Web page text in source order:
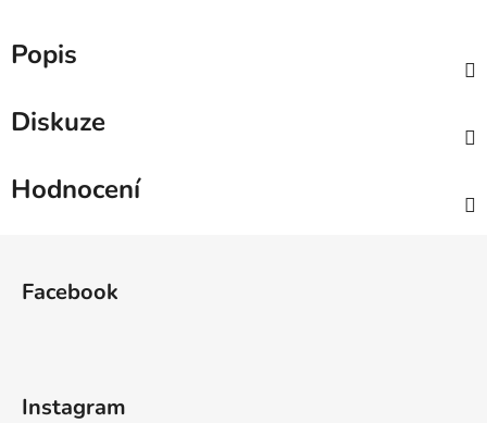
Popis
Diskuze
Hodnocení
Facebook
Instagram